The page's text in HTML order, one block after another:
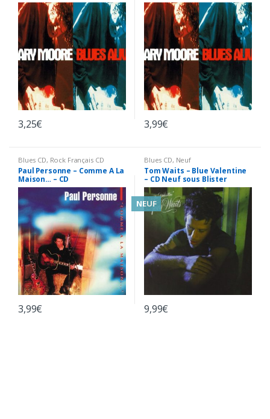
3,25€ 3,99€
Blues CD, Rock Français CD
Paul Personne – Comme A La
Maison… – CD
3,99€
Blues CD, Neuf
Tom Waits – Blue Valentine
– CD Neuf sous Blister
NEUF
9,99€